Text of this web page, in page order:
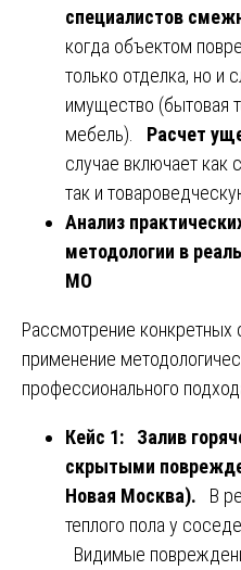
специалистов
когда объектом
только отделка, но и
имущество (бытовая
мебель). Расчет
случае включает как
так и
Анализ
методологии в
МО
Рассмотрение конкретных
применение
профессионального
Кейс 1: Залив
скрытыми
Новая Москва).
В
теплого пола у
Видимые